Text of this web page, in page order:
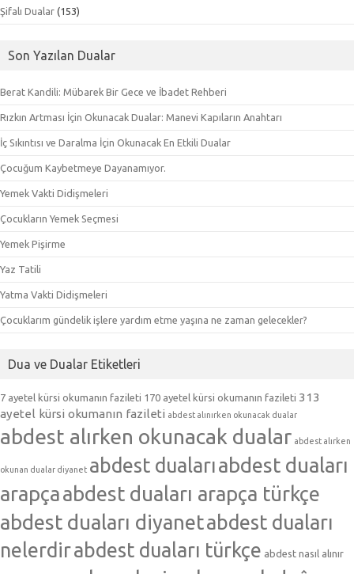
Şifalı Dualar (153)
Son Yazılan Dualar
Berat Kandili: Mübarek Bir Gece ve İbadet Rehberi
Rızkın Artması İçin Okunacak Dualar: Manevi Kapıların Anahtarı
İç Sıkıntısı ve Daralma İçin Okunacak En Etkili Dualar
Çocuğum Kaybetmeye Dayanamıyor.
Yemek Vakti Didişmeleri
Çocukların Yemek Seçmesi
Yemek Pişirme
Yaz Tatili
Yatma Vakti Didişmeleri
Çocuklarım gündelik işlere yardım etme yaşına ne zaman gelecekler?
Dua ve Dualar Etiketleri
7 ayetel kürsi okumanın fazileti 170 ayetel kürsi okumanın fazileti 313
ayetel kürsi okumanın fazileti abdest alınırken okunacak dualar
abdest alırken okunacak dualar abdest alırken
okunan dualar diyanet abdest dualarıabdest duaları
arapçaabdest duaları arapça türkçe
abdest duaları diyanetabdest duaları
nelerdirabdest duaları türkçe abdest nasıl alınır